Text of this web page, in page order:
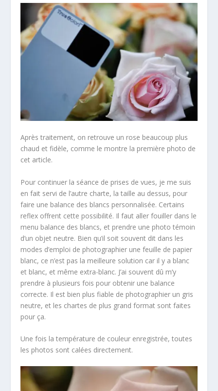
Après traitement, on retrouve un rose beaucoup plus
chaud et fidèle, comme le montre la première photo de
cet article.
Pour continuer la séance de prises de vues, je me suis
en fait servi de l’autre charte, la taille au dessus, pour
faire une balance des blancs personnalisée. Certains
reflex offrent cette possibilité. Il faut aller fouiller dans le
menu balance des blancs, et prendre une photo témoin
d’un objet neutre. Bien qu’il soit souvent dit dans les
modes d’emploi de photographier une feuille de papier
blanc, ce n’est pas la meilleure solution car il y a blanc
et blanc, et même extra-blanc. J’ai souvent dû m’y
prendre à plusieurs fois pour obtenir une balance
correcte. Il est bien plus fiable de photographier un gris
neutre, et les chartes de plus grand format sont faites
pour ça.
Une fois la température de couleur enregistrée, toutes
les photos sont calées directement.